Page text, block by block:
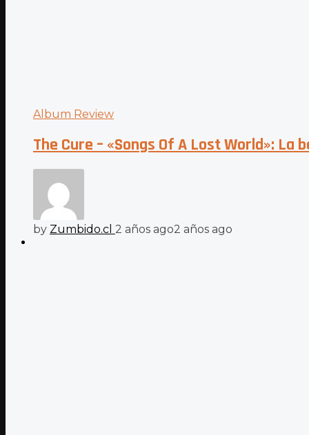
Album Review
The Cure – «Songs Of A Lost World»: La
by Zumbido.cl 2 años ago2 años ago